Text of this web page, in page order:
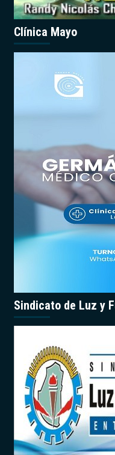
Clínica Mayo
Sindicato de Luz y